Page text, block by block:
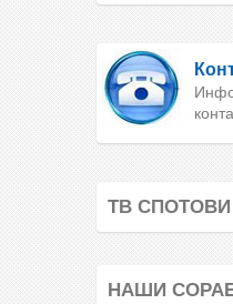
ТВ СПОТОВИ
НАШИ